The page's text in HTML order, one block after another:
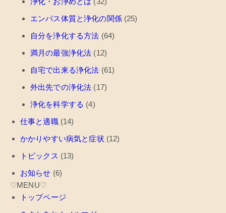
エンパス体質と浄化の関係(25)
自分を浄化する方法 (64)
満月の最強浄化法 (12)
自宅で出来る浄化法 (61)
外出先での浄化法 (17)
浄化を科学する (4)
仕事と適職(14)
かかりやすい病気と症状 (12)
トピックス (13)
お知らせ (6)
♡MENU♡
トップページ